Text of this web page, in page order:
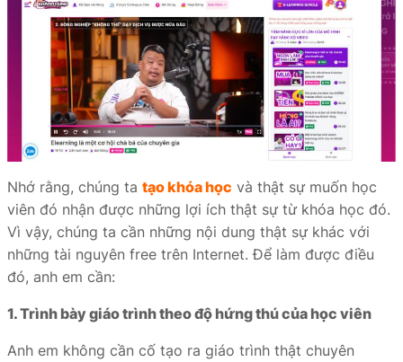
Nhớ rằng, chúng ta tạo khóa học và thật sự muốn học
viên đó nhận được những lợi ích thật sự từ khóa học đó.
Vì vậy, chúng ta cần những nội dung thật sự khác với
những tài nguyên free trên Internet. Để làm được điều
đó, anh em cần:
1. Trình bày giáo trình theo độ hứng thú của học viên
Anh em không cần cố tạo ra giáo trình thật chuyên